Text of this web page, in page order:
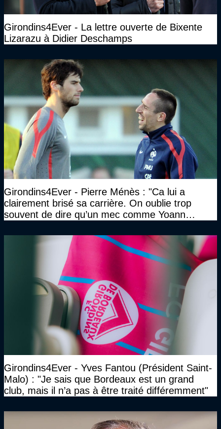
Girondins4Ever - La lettre ouverte de Bixente
Lizarazu à Didier Deschamps
Girondins4Ever - Pierre Ménès : "Ca lui a
clairement brisé sa carrière. On oublie trop
souvent de dire qu’un mec comme Yoann
Girondins4Ever - Yves Fantou (Président Saint-
Malo) : "Je sais que Bordeaux est un grand
club, mais il n’a pas à être traité différemment"